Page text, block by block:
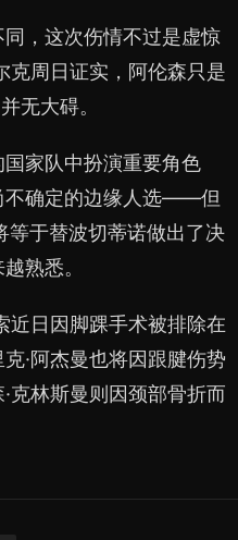
，这次伤情不过是虚惊
克周日证实，阿伦森只是
无大碍。
家队中扮演重要角色
确定的边缘人选——但
等于替波切蒂诺做出了决
熟悉。
近日因脚踝手术被排除在
·阿杰曼也将因跟腱伤势
克林斯曼则因颈部骨折而